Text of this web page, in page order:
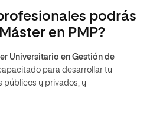
podrás
en PMP?
Universitario en Gestión de
para desarrollar tu
públicos y privados, y